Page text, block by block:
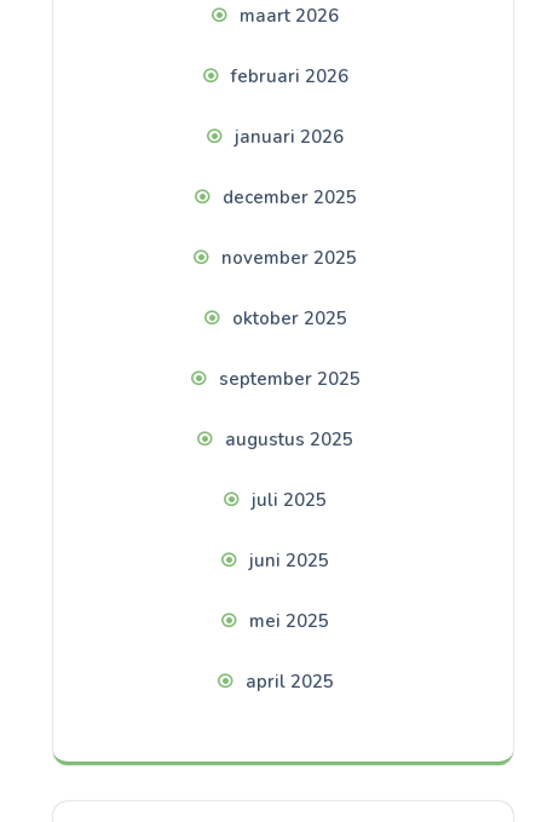
maart 2026
februari 2026
januari 2026
december 2025
november 2025
oktober 2025
september 2025
augustus 2025
juli 2025
juni 2025
mei 2025
april 2025